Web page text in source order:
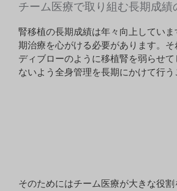
チーム医療で取り組む長期成績
腎移植の長期成績は年々向上してい
期治療を心がける必要があります。
ディブローのように移植腎を弱らせ
ないよう全身管理を長期にかけて行う
そのためにはチーム医療が大きな役